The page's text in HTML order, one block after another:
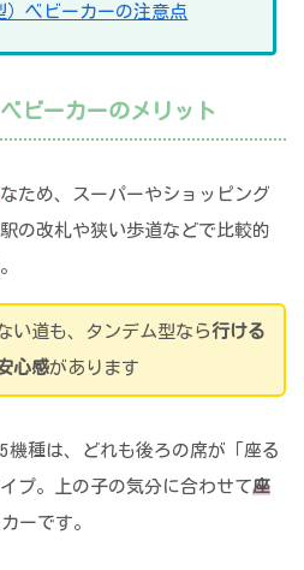
）ベビーカーの注意点
ビーカーのメリット
なため、スーパーやショッピング
の改札や狭い歩道などで比較的
い道も、タンデム型なら行ける
心感があります
機種は、どれも後ろの席が「座る
プ。上の子の気分に合わせて座
ーです。